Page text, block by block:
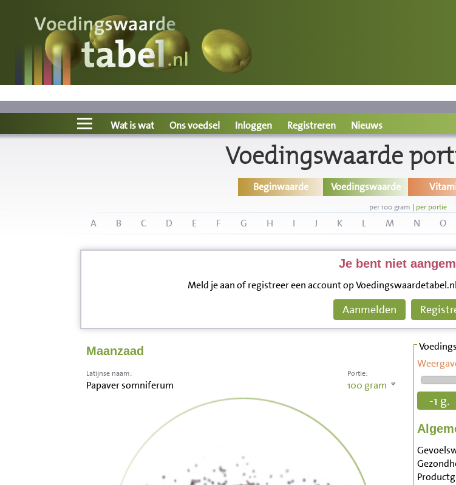
Voedingswaarde
Wat is wat?
Ons voedsel
Wat is wat Ons voedsel Inloggen Registreren Nieuws
Voedingswaarde
Beginwaarde Voedingswaarde
per 100 gram | per portie
A B C D E F G H I J K L M N O
Je bent niet
Meld je aan of registreer een account op
Aanmelden
Maanzaad
Portie:
100 gram
Latijnse naam:
Papaver somniferum
-1 g.